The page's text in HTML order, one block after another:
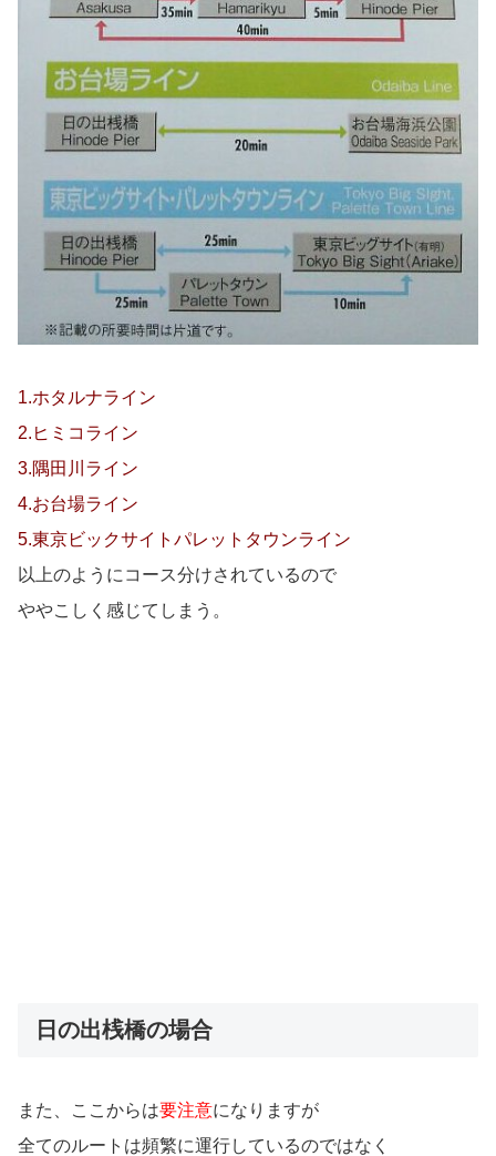
1.ホタルナライン
2.ヒミコライン
3.隅田川ライン
4.お台場ライン
5.東京ビックサイトパレットタウンライン
以上のようにコース分けされているので
ややこしく感じてしまう。
日の出桟橋の場合
また、ここからは要注意になりますが
全てのルートは頻繁に運行しているのではなく